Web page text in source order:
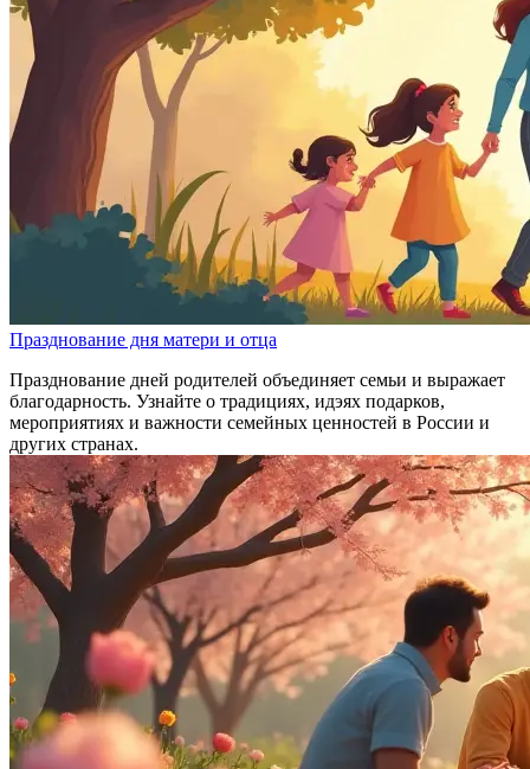
Празднование дня матери и отца
Празднование дней родителей объединяет семьи и выражает
благодарность. Узнайте о традициях, идэях подарков,
мероприятиях и важности семейных ценностей в России и
других странах.